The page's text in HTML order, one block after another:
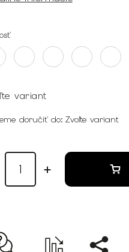
variant
doručiť do: Zvoľte variant